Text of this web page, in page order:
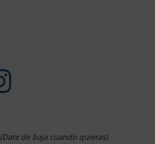
(Date de baja cuando quieras)